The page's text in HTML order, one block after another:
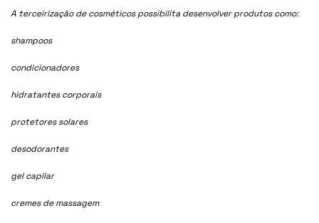
A terceirização de cosméticos possibilita desenvolver produtos como:
shampoos
condicionadores
hidratantes corporais
protetores solares
desodorantes
gel capilar
cremes de massagem